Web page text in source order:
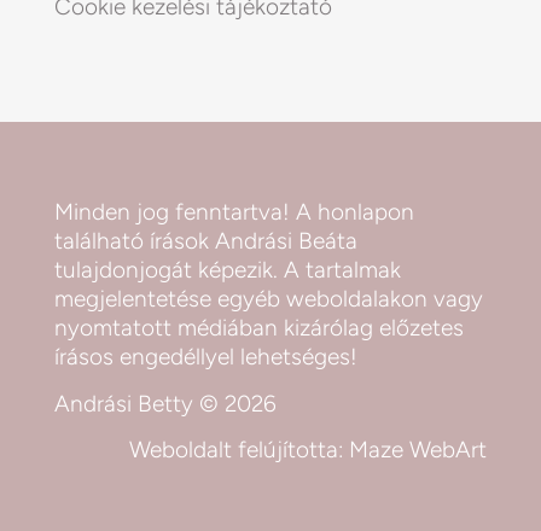
Cookie kezelési tájékoztató
Minden jog fenntartva! A honlapon
található írások Andrási Beáta
tulajdonjogát képezik. A tartalmak
megjelentetése egyéb weboldalakon vagy
nyomtatott médiában kizárólag előzetes
írásos engedéllyel lehetséges!
Andrási Betty © 2026
Weboldalt felújította: Maze WebArt